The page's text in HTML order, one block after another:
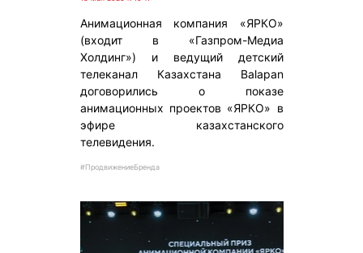
Анимационная компания «ЯРКО»
(входит в «Газпром-Медиа
Холдинг») и ведущий детский
телеканал Казахстана Balapan
договорились о показе
анимационных проектов «ЯРКО» в
эфире казахстанского
телевидения.
#ПродвижениеБренда